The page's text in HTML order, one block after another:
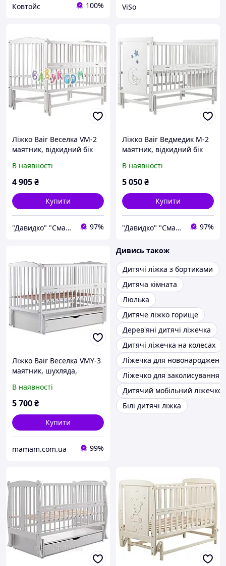
Ковтойс 100% ViSo
Ліжко Bair Веселка VM-2
маятник, відкидний бік
В наявності
4 905₴
Купити
"Давидко" "Смак кави" 97%
Ліжко Bair Ведмедик M-2
маятник, відкидний бік
В наявності
5 050₴
Купити
"Давидко" "Смак кави" 97%
Ліжко Bair Веселка VMY-3
маятник, шухляда,
В наявності
5 700₴
Купити
mamam.com.ua 99%
Дивись також
Дитячі ліжка з бортиками
Дитяча кімната
Люлька
Дитяче ліжко горище
Дерев'яні дитячі ліжечка
Дитячі ліжечка на колесах
Ліжечка для
Ліжечко для заколисування
Дитячий мобільний ліжечко
Білі дитячі ліжка